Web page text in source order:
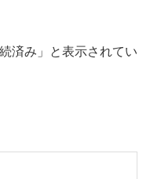
済み」と表示されてい